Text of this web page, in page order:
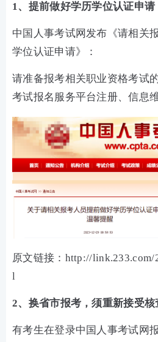
1、提前做好学历学位认证申请
中国人事考试网发布《请相关
学位认证申请》：
请准备报考相关职业资格考试
考试报名服务平台注册、信息
原文链接：http://link.233.com/
l
2、换省市报考，须重新接受核
有考生在登录中国人事考试网